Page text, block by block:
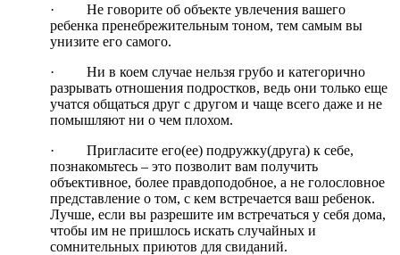
· Не говорите об объекте увлечения вашего
ребенка пренебрежительным тоном, тем самым вы
унизите его самого.
· Ни в коем случае нельзя грубо и категорично
разрывать отношения подростков, ведь они только еще
учатся общаться друг с другом и чаще всего даже и не
помышляют ни о чем плохом.
· Пригласите его(ее) подружку(друга) к себе,
познакомьтесь – это позволит вам получить
объективное, более правдоподобное, а не голословное
представление о том, с кем встречается ваш ребенок.
Лучше, если вы разрешите им встречаться у себя дома,
чтобы им не пришлось искать случайных и
сомнительных приютов для свиданий.